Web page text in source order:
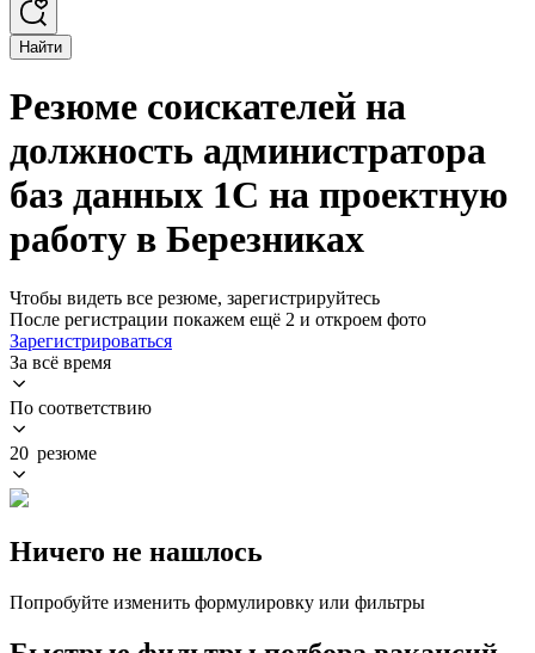
Найти
Резюме соискателей на
должность администратора
баз данных 1С на проектную
работу в Березниках
Чтобы видеть все резюме, зарегистрируйтесь
После регистрации покажем ещё 2 и откроем фото
Зарегистрироваться
За всё время
По соответствию
20 резюме
Ничего не нашлось
Попробуйте изменить формулировку или фильтры